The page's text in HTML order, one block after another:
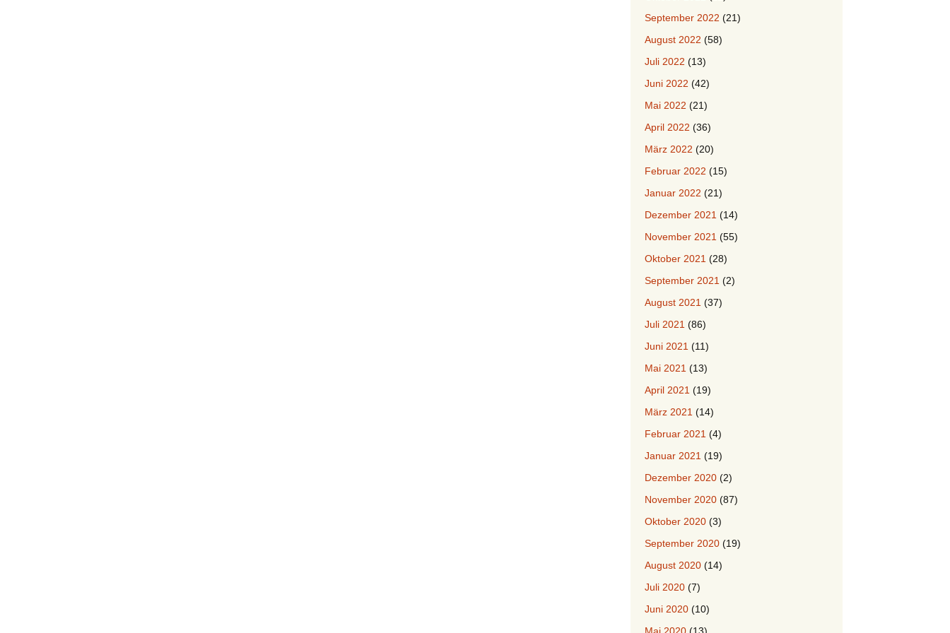
September 2022 (21)
August 2022 (58)
Juli 2022 (13)
Juni 2022 (42)
Mai 2022 (21)
April 2022 (36)
März 2022 (20)
Februar 2022 (15)
Januar 2022 (21)
Dezember 2021 (14)
November 2021 (55)
Oktober 2021 (28)
September 2021 (2)
August 2021 (37)
Juli 2021 (86)
Juni 2021 (11)
Mai 2021 (13)
April 2021 (19)
März 2021 (14)
Februar 2021 (4)
Januar 2021 (19)
Dezember 2020 (2)
November 2020 (87)
Oktober 2020 (3)
September 2020 (19)
August 2020 (14)
Juli 2020 (7)
Juni 2020 (10)